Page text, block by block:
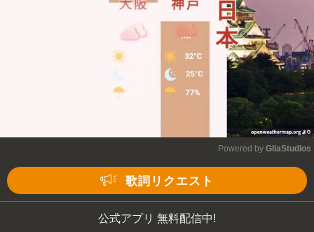
Powered by GliaStudios
歌詞リクエスト
公式アプリ 無料配信中!